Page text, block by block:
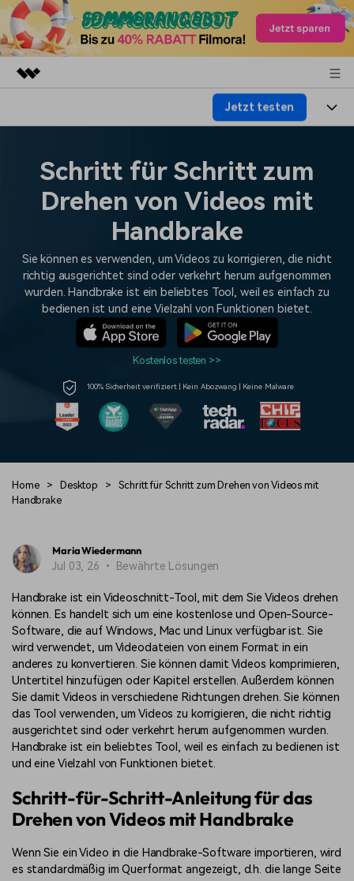
Dienstprogramme
Überblick
Lösungen
Shop
Support
Jetzt testen
Plattformen
Funktionen
Audio
Wer
Video-Lösungen
Ressourcen
Video-Prompts
Über 100 heiße Video-
Prompts – schnell ähnliche
Videos erstellen
Meisterkurs
Beherrschen Sie
fortgeschrittene
Videobearbeitungs-
Fähigkeiten mit Filmora
können
Creator
Programm
Monetarisieren Sie
Ihren Einfluss mit Filmora
Freunde-werben-
An Freunde empfehlen,
Belohnungen erhalten
Blog
Hilfe-Center
Erste Schritte
Über Uns
Unsere Mission, Geschichte
Bewertungen
Finden Sie mehr über Filmora
Kunden Erfolg haben
KAUFEN
Schritt für Schritt zum
Drehen von Videos mit
Handbrake
Sie können es verwenden, um Videos zu korrigieren, die nicht
richtig ausgerichtet sind oder verkehrt herum aufgenommen
wurden. Handbrake ist ein beliebtes Tool, weil es einfach zu
bedienen ist und eine Vielzahl von Funktionen bietet.
Kostenlos testen >>
100% Sicherheit verifiziert | Kein Abozwang | Keine Malware
Home > Desktop >
Schritt für Schritt zum Drehen von Videos mit
Handbrake
Maria Wiedermann
Jul 03, 26 • Bewährte Lösungen
Handbrake ist ein Videoschnitt-Tool, mit dem Sie Videos drehen
können. Es handelt sich um eine kostenlose und Open-Source-
Software, die auf Windows, Mac und Linux verfügbar ist. Sie
wird verwendet, um Videodateien von einem Format in ein
anderes zu konvertieren. Sie können damit Videos komprimieren,
Untertitel hinzufügen oder Kapitel erstellen. Außerdem können
Sie damit Videos in verschiedene Richtungen drehen. Sie können
das Tool verwenden, um Videos zu korrigieren, die nicht richtig
ausgerichtet sind oder verkehrt herum aufgenommen wurden.
Handbrake ist ein beliebtes Tool, weil es einfach zu bedienen ist
und eine Vielzahl von Funktionen bietet.
Schritt-für-Schritt-Anleitung für das
Drehen von Videos mit Handbrake
Wenn Sie ein Video in die Handbrake-Software importieren, wird
es standardmäßig im Querformat angezeigt, d.h. die lange Seite